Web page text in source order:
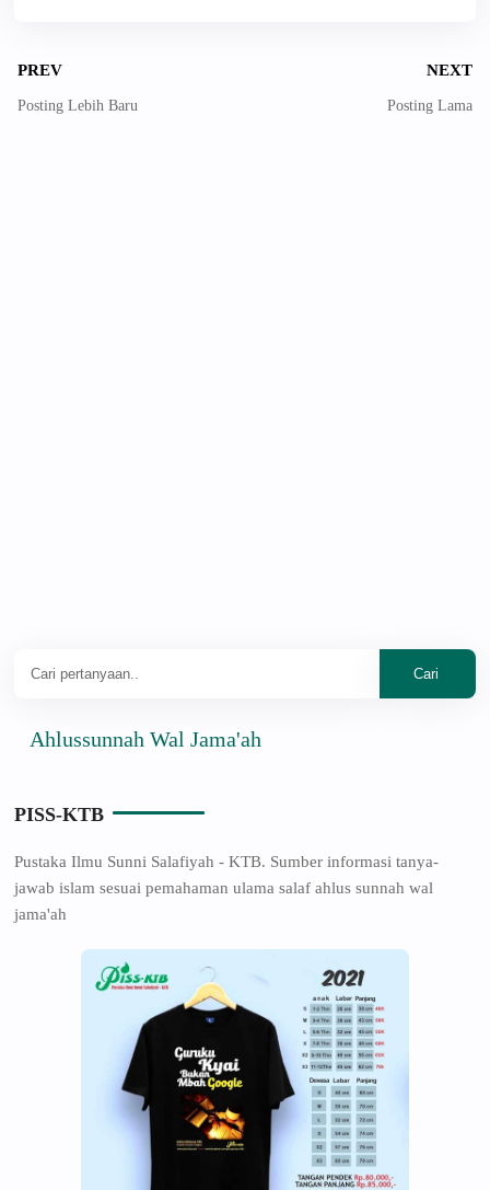
PREV
Posting Lebih Baru
NEXT
Posting Lama
Wal Jama'ah
PISS-KTB
Pustaka Ilmu Sunni Salafiyah - KTB. Sumber informasi tanya-
jawab islam sesuai pemahaman ulama salaf ahlus sunnah wal
jama'ah